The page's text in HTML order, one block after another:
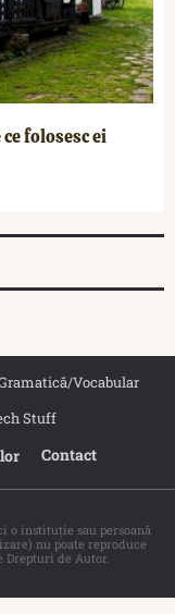
folosesc ei
Vocabular
Stuff
Contact
o instituţie sau persoană
nu poate reproduce
de Autor.